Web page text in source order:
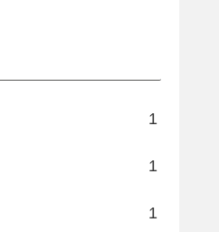
1
1
1